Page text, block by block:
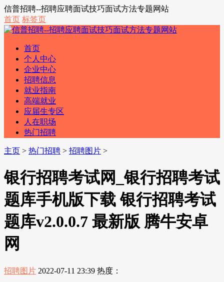
信普招聘--招聘应聘面试技巧面试方法专题网站
首页 标签页
首页
个人中心
企业中心
招聘信息
就业指南
高端就业
应届生专区
人在职场
热门招聘
主页 > 热门招聘 > 招聘图片 >
银行招聘考试网_银行招聘考试
题库手机版下载 银行招聘考试
题库v2.0.0.7 最新版 腾牛安卓
网
招聘图片 2022-07-11 23:39 热度：